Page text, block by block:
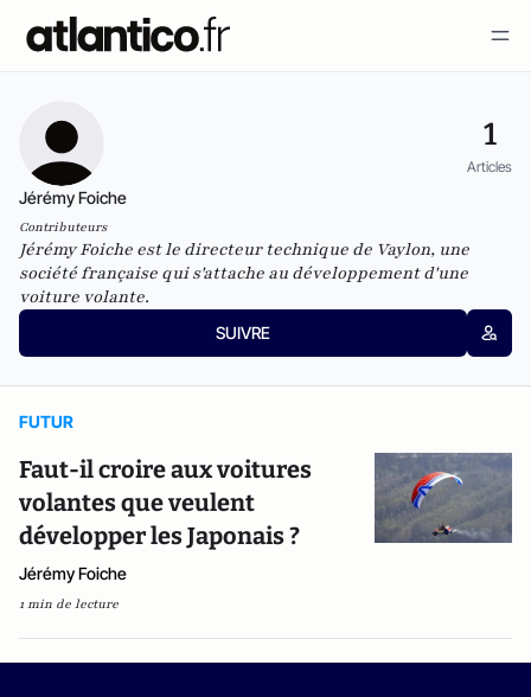
1
Articles
Jérémy Foiche
Contributeurs
Jérémy Foiche est le directeur technique de Vaylon, une
société française qui s'attache au développement d'une
voiture volante.
SUIVRE
FUTUR
Faut-il croire aux voitures
volantes que veulent
développer les Japonais ?
Jérémy Foiche
1 min de lecture